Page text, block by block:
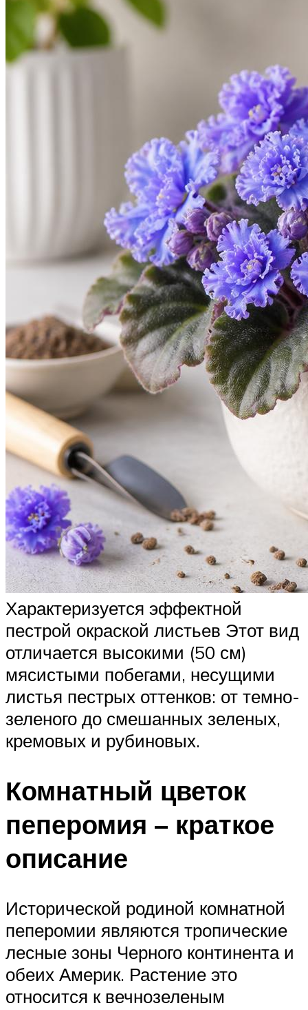
Характеризуется эффектной
пестрой окраской листьев Этот вид
отличается высокими (50 см)
мясистыми побегами, несущими
листья пестрых оттенков: от темно-
зеленого до смешанных зеленых,
кремовых и рубиновых.
Комнатный цветок
пеперомия – краткое
описание
Исторической родиной комнатной
пеперомии являются тропические
лесные зоны Черного континента и
обеих Америк. Растение это
относится к вечнозеленым